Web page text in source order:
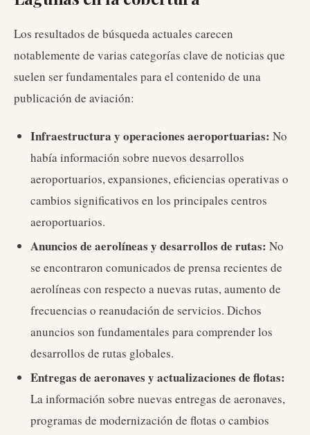
Los resultados de búsqueda actuales carecen
notablemente de varias categorías clave de noticias que
suelen ser fundamentales para el contenido de una
publicación de aviación:
Infraestructura y operaciones aeroportuarias: No
había información sobre nuevos desarrollos
aeroportuarios, expansiones, eficiencias operativas o
cambios significativos en los principales centros
aeroportuarios.
Anuncios de aerolíneas y desarrollos de rutas: No
se encontraron comunicados de prensa recientes de
aerolíneas con respecto a nuevas rutas, aumento de
frecuencias o reanudación de servicios. Dichos
anuncios son fundamentales para comprender los
desarrollos de rutas globales.
Entregas de aeronaves y actualizaciones de flotas:
La información sobre nuevas entregas de aeronaves,
programas de modernización de flotas o cambios